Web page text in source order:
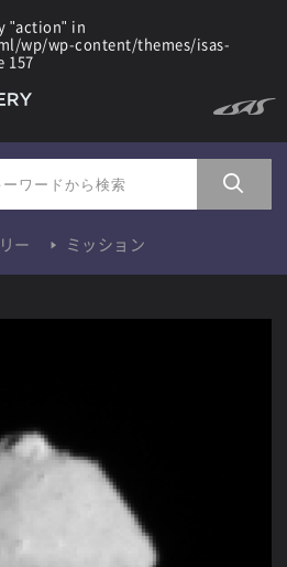
"action" in
wp/wp-content/themes/isas-
157
ー ミッション